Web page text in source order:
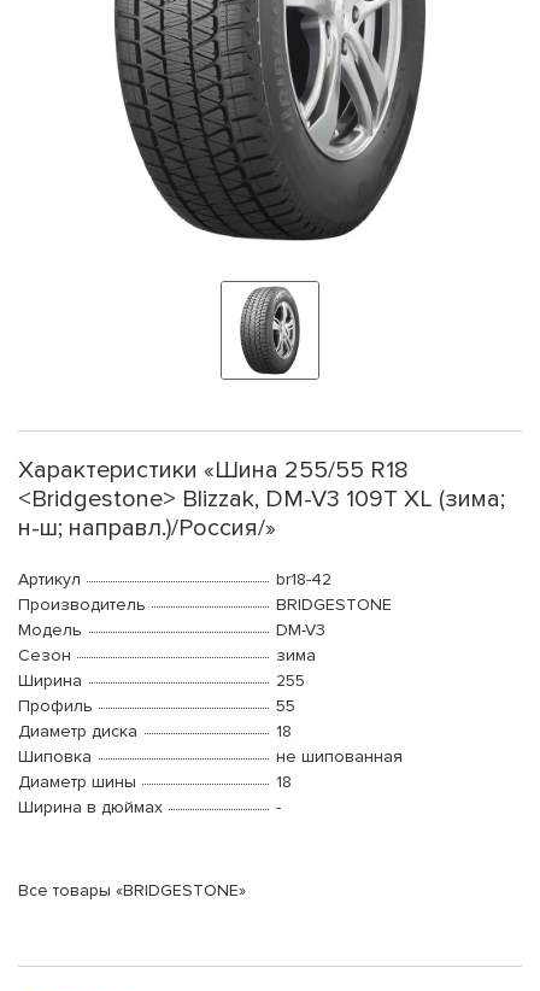
Характеристики «Шина 255/55 R18
<Bridgestone> Blizzak, DM-V3 109T XL (зима;
н-ш; направл.)/Россия/»
Артикул
br18-42
Производитель
BRIDGESTONE
Модель
DM-V3
Сезон
зима
Ширина
255
Профиль
55
Диаметр диска
18
Шиповка
не шипованная
Диаметр шины
18
Ширина в дюймах
-
Все товары «BRIDGESTONE»